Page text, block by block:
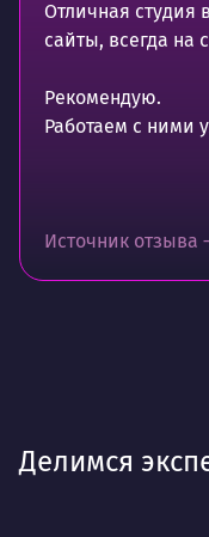
Отличная студия
сайты, всегда на
Рекомендую.
Работаем с ними
Источник отзыва
Делимся